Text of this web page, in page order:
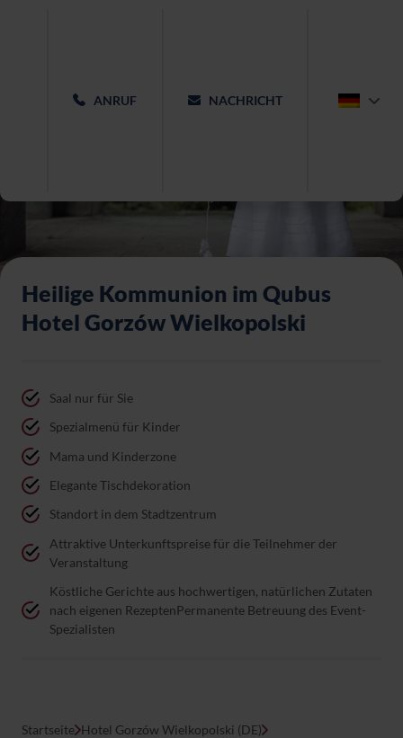
ANRUF NACHRICHT
Heilige Kommunion im Qubus
Hotel Gorzów Wielkopolski
Saal nur für Sie
Spezialmenü für Kinder
Mama und Kinderzone
Elegante Tischdekoration
Standort in dem Stadtzentrum
Attraktive Unterkunftspreise für die Teilnehmer der
Veranstaltung
Köstliche Gerichte aus hochwertigen, natürlichen Zutaten
nach eigenen RezeptenPermanente Betreuung des Event-
Spezialisten
Startseite Hotel Gorzów Wielkopolski (DE)